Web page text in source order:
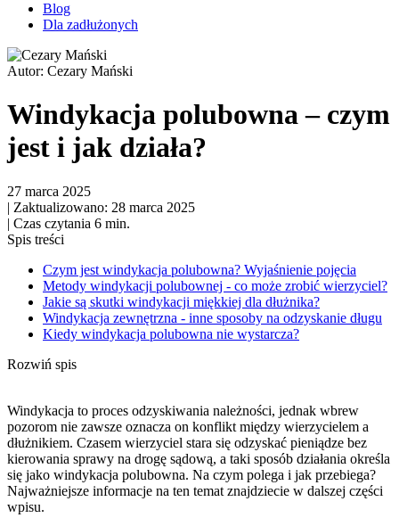
Blog
Dla zadłużonych
Autor: Cezary Mański
Windykacja polubowna – czym
jest i jak działa?
27 marca 2025
| Zaktualizowano: 28 marca 2025
| Czas czytania 6 min.
Spis treści
Czym jest windykacja polubowna? Wyjaśnienie pojęcia
Metody windykacji polubownej - co może zrobić wierzyciel?
Jakie są skutki windykacji miękkiej dla dłużnika?
Windykacja zewnętrzna - inne sposoby na odzyskanie długu
Kiedy windykacja polubowna nie wystarcza?
Rozwiń spis
Windykacja to proces odzyskiwania należności, jednak wbrew
pozorom nie zawsze oznacza on konflikt między wierzycielem a
dłużnikiem. Czasem wierzyciel stara się odzyskać pieniądze bez
kierowania sprawy na drogę sądową, a taki sposób działania określa
się jako windykacja polubowna. Na czym polega i jak przebiega?
Najważniejsze informacje na ten temat znajdziecie w dalszej części
wpisu.